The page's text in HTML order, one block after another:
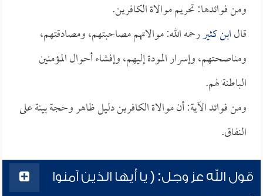
ومن فوائدها: تحريم موالاة الكافرين.
قالابن كثيررحمه الله: موالاتهم مصاحبتهم، ومصادقتهم،
ومناصحتهم، وإسرار المودة إليهم، وإفشاء أحوال المؤمنين
الباطنة لهم.
ومن فوائد الآية: أن موالاة الكافرين دليل ظاهر وحجة بينة على
النفاق.
قول الله عز وجل: ( يا أيها الذين آمنوا